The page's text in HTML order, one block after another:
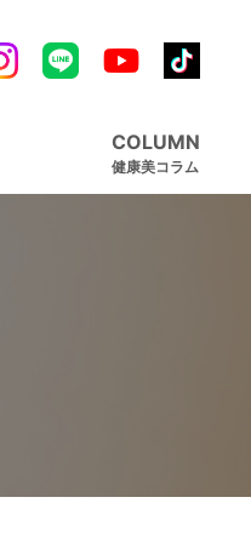
COLUMN
健康美コラム